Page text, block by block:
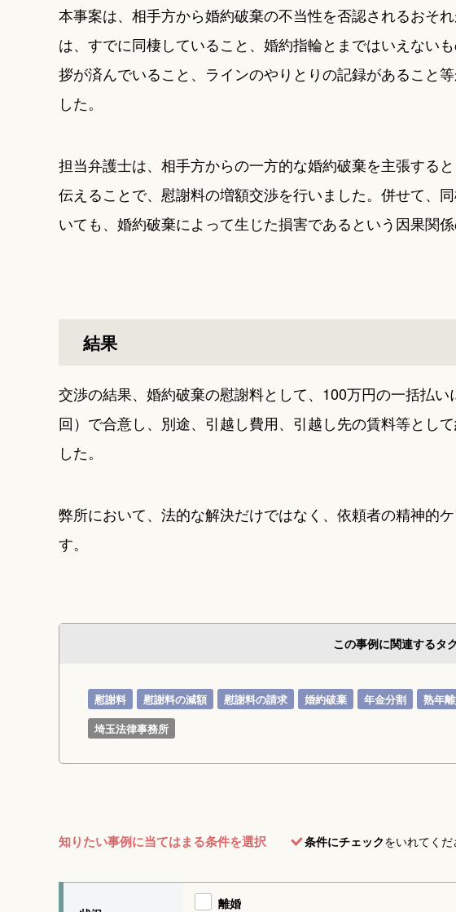
本事案は、相手方から婚約破棄の不当性を否認されるおそ
は、すでに同棲していること、婚約指輪とまではいえない
拶が済んでいること、ラインのやりとりの記録があること
した。
担当弁護士は、相手方からの一方的な婚約破棄を主張する
伝えることで、慰謝料の増額交渉を行いました。併せて、
いても、婚約破棄によって生じた損害であるという因果関
結果
交渉の結果、婚約破棄の慰謝料として、100万円の一括払
回）で合意し、別途、引越し費用、引越し先の賃料等とし
した。
弊所において、法的な解決だけではなく、依頼者の精神的
す。
この事例に関連するタ
慰謝料 慰謝料の減額 慰謝料の請求 婚約破棄 年金分割 熟年
埼玉法律事務所
知りたい事例に当てはまる条件を選択 条件にチェックをいれてくだ
離婚